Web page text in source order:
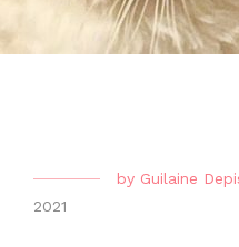
by Guilaine
2021